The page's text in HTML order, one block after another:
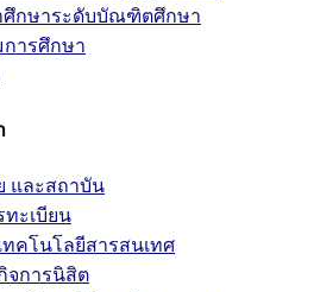
ศึกษาระดับบัณฑิตศึกษา
การศึกษา
และสถาบัน
ะเบียน
ทคโนโลยีสารสนเทศ
จการนิสิต